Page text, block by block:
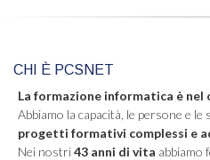
CHI È PCSNET
La formazione informatica è nel
Abbiamo la capacità, le persone e
progetti formativi complessi e
Nei nostri43 anni di vita abbiamo